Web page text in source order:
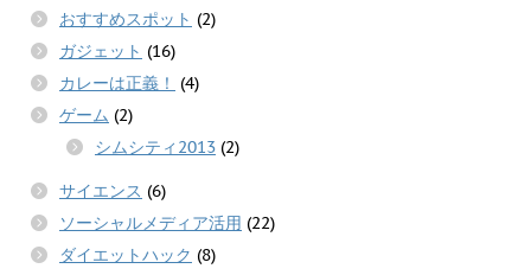
おすすめスポット (2)
ガジェット (16)
カレーは正義！
(4)
ゲーム (2)
シムシティ2013 (2)
サイエンス (6)
ソーシャルメディア活用 (22)
ダイエットハック (8)